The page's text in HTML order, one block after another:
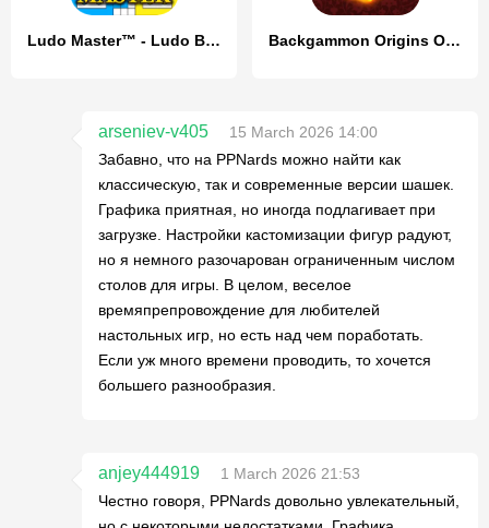
Ludo Master™ - Ludo Board Game Backgammon Origins Online
arseniev-v405
15 March 2026 14:00
Забавно, что на PPNards можно найти как
классическую, так и современные версии шашек.
Графика приятная, но иногда подлагивает при
загрузке. Настройки кастомизации фигур радуют,
но я немного разочарован ограниченным числом
столов для игры. В целом, веселое
времяпрепровождение для любителей
настольных игр, но есть над чем поработать.
Если уж много времени проводить, то хочется
большего разнообразия.
anjey444919
1 March 2026 21:53
Честно говоря, PPNards довольно увлекательный,